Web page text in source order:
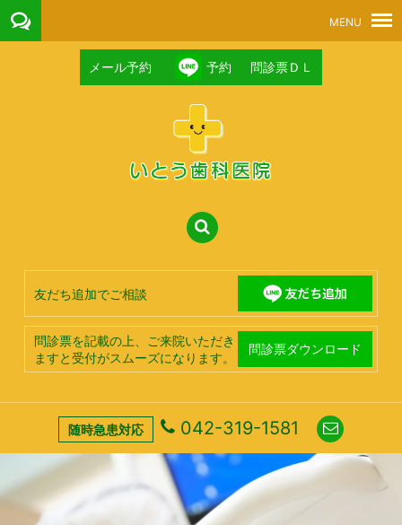
随時急患対応 042-319-1581
友だち追加でご相談
問診票を記載の上、ご来院いただき
ますと受付がスムーズになります。
問診票ダウンロード
メール予約 予約 問診票ＤＬ